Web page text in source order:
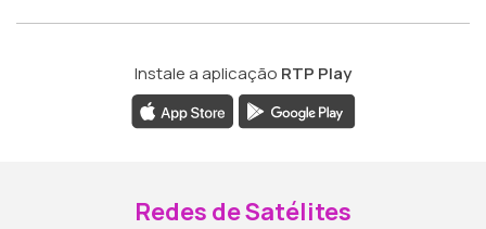
Instale a aplicação RTP Play
Redes de Satélites